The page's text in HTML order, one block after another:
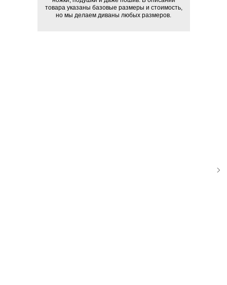
товара указаны базовые размеры и стоимость,
но мы делаем диваны любых размеров.